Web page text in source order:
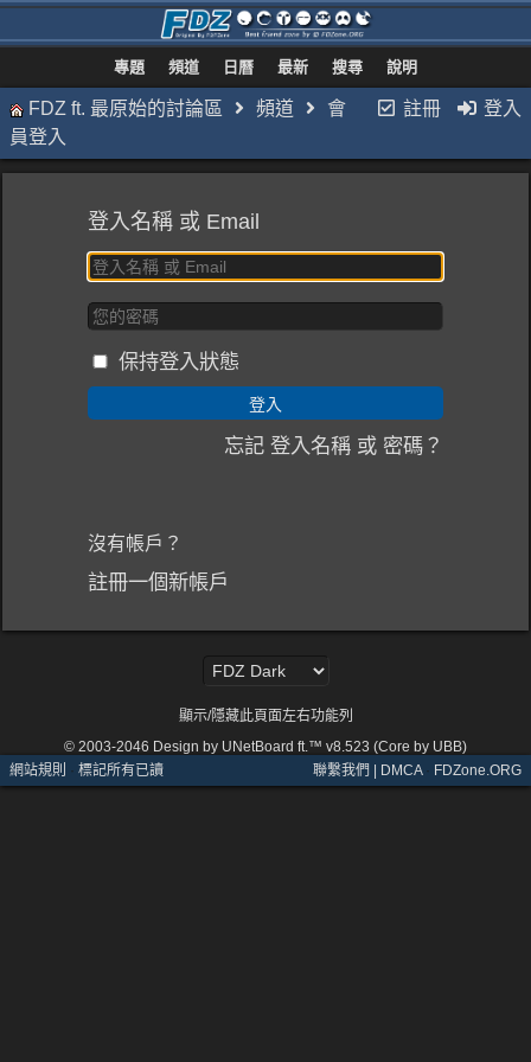
專題 頻道 日曆 最新 搜尋 說明
註冊 登入
FDZ ft. 最原始的討論區 頻道
會
員登入
登入名稱 或 Email
保持登入狀態
忘記 登入名稱 或 密碼？
沒有帳戶？
註冊一個新帳戶
顯示/隱藏此頁面左右功能列
© 2003-2046 Design by UNetBoard ft.™ v8.523 (Core by UBB)
網站規則 · 標記所有已讀 聯繫我們 | DMCA· FDZone.ORG